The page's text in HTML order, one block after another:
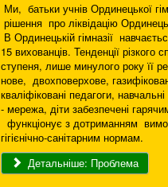
Ми, батьки учнів Ординецької
рішення про ліквідацію
В Ординецькій гімназії
15 вихованців. Тенденції різкого
ступеня, лише минулого року її
нове, двохповерхове,
кваліфіковані педагоги,
- мережа, діти забезпечені
функціонує з дотриманням
гігієнічно-санітарним нормам.
Детальніше: Проблема